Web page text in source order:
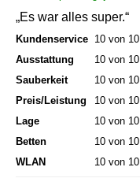
„Es war alles super.“
Kundenservice 10 von 10
Ausstattung
10 von 10
Sauberkeit
10 von 10
Preis/Leistung
10 von 10
Lage
10 von 10
Betten
10 von 10
WLAN
10 von 10